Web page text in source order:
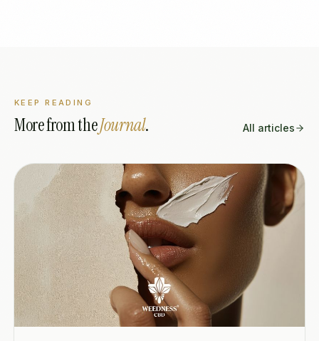
KEEP READING
More from theJournal. All articles